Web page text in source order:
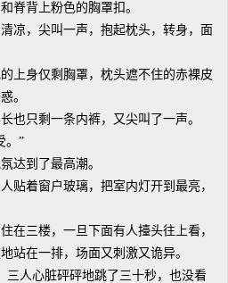
脊背上粉色的胸罩扣。
，尖叫一声，抱起枕头，转身，面
身仅剩胸罩，枕头遮不住的赤裸皮
。
只剩一条内裤，又尖叫了一声。
。”
到了最高潮。
着窗户玻璃，把室内灯开到最亮，
三楼，一旦下面有人擡头往上看，
站在一排，场面又刺激又诡异。
人心脏砰砰地跳了三十秒，也没看